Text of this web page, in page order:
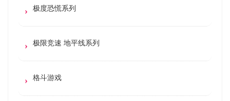
极度恐慌系列
极限竞速 地平线系列
格斗游戏